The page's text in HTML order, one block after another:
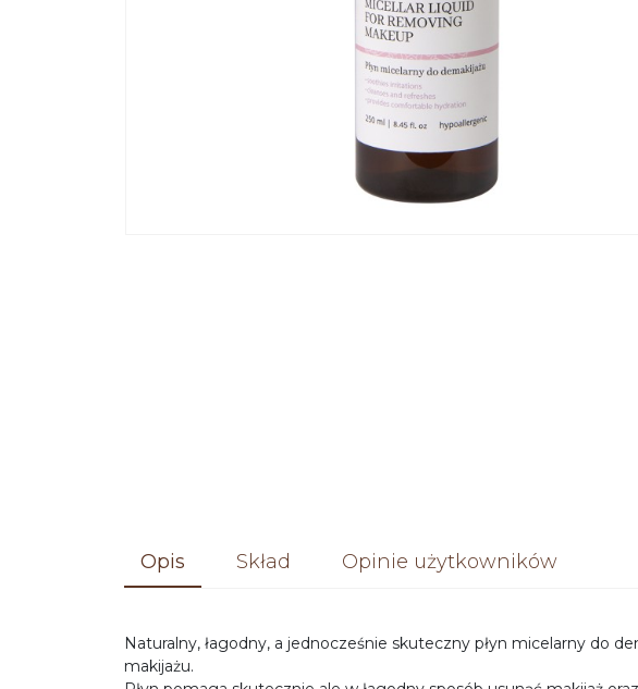
Opis Skład Opinie użytkowników
Naturalny, łagodny, a jednocześnie skuteczny płyn micelarny do
makijażu.